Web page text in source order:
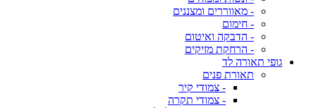
- מאווררים ומצננים
- חימום
- הדבקה ואיטום
- הרחקת מזיקים
גופי תאורה לד
תאורת פנים
- צמודי קיר
- צמודי תקרה